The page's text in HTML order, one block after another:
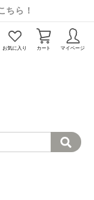
ちら！
お気に入り カート マイページ